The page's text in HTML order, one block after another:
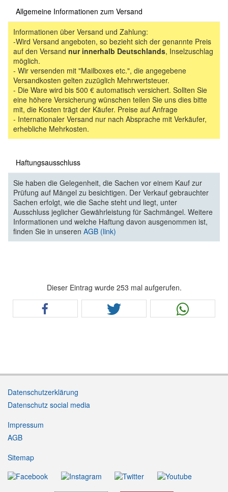
Allgemeine Informationen zum Versand
Informationen über Versand und Zahlung:
-Wird Versand angeboten, so bezieht sich der genannte Preis
auf den Versand nur innerhalb Deutschlands, Inselzuschlag
möglich.
- Wir versenden mit "Mailboxes etc.", die angegebene
Versandkosten gelten zuzüglich Mehrwertsteuer.
- Die Ware wird bis 500 € automatisch versichert. Sollten Sie
eine höhere Versicherung wünschen teilen Sie uns dies bitte
mit, die Kosten trägt der Käufer. Preise auf Anfrage
- Internationaler Versand nur nach Absprache mit Verkäufer,
erhebliche Mehrkosten.
Haftungsausschluss
Sie haben die Gelegenheit, die Sachen vor einem Kauf zur
Prüfung auf Mängel zu besichtigen. Der Verkauf gebrauchter
Sachen erfolgt, wie die Sache steht und liegt, unter
Ausschluss jeglicher Gewährleistung für Sachmängel. Weitere
Informationen und welche Haftung davon ausgenommen ist,
finden Sie in unseren AGB (link)
Dieser Eintrag wurde 253 mal aufgerufen.
Datenschutzerklärung
Datenschutz social media
Impressum
AGB
Sitemap